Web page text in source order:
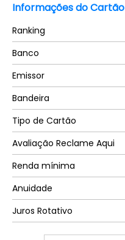
Informações do Cartão
Ranking
Banco
Emissor
Bandeira
Tipo de Cartão
Avaliação Reclame Aqui
Renda mínima
Anuidade
Juros Rotativo